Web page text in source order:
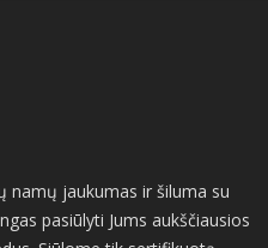
namų jaukumas ir šiluma su
pasiūlyti Jums aukščiausios